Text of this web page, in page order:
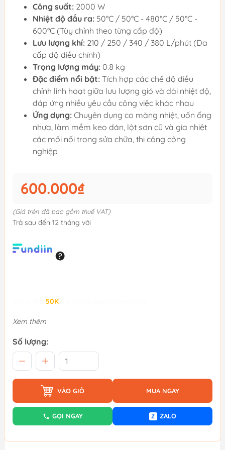
Công suất: 2000 W
Nhiệt độ đầu ra: 50°C / 50°C - 480°C / 50°C -
600°C (Tùy chỉnh theo từng cấp độ)
Lưu lượng khí: 210 / 250 / 340 / 380 L/phút (Đa
cấp độ điều chỉnh)
Trọng lượng máy: 0.8 kg
Đặc điểm nổi bật: Tích hợp các chế độ điều
chỉnh linh hoạt giữa lưu lượng gió và dải nhiệt độ,
đáp ứng nhiều yêu cầu công việc khác nhau
Ứng dụng: Chuyên dụng co màng nhiệt, uốn ống
nhựa, làm mềm keo dán, lột sơn cũ và gia nhiệt
các mối nối trong sửa chữa, thi công công
nghiệp
600.000₫
(Giá trên đã bao gồm thuế VAT)
Trả sau đến 12 tháng với
50K
Xem thêm
Số lượng:
VÀO GIỎ MUA NGAY
GỌI NGAY Z ZALO